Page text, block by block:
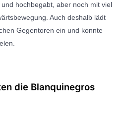
hochbegabt, aber noch mit viel
Auch deshalb lädt
Gegentoren ein und konnte
die Blanquinegros